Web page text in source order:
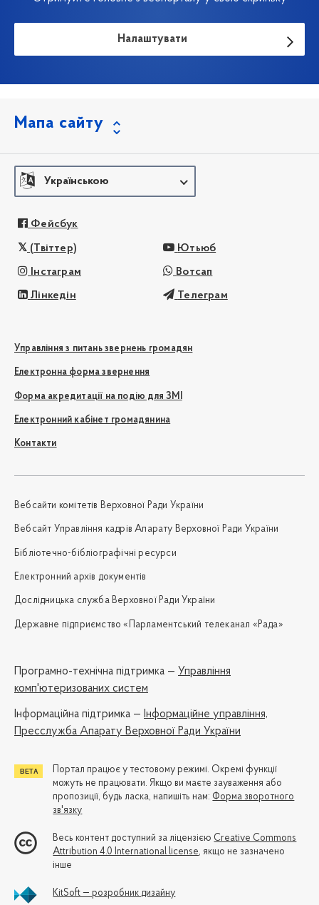
Налаштувати
Мапа сайту
Українською
Фейсбук
(Твіттер) Ютьюб
Інстаграм Вотсап
Лінкедін Телеграм
Управління з питань звернень громадян
Електронна форма звернення
Форма акредитації на подію для ЗМІ
Електронний кабінет громадянина
Контакти
Вебсайти комітетів Верховної Ради України
Вебсайт Управління кадрів Апарату Верховної Ради України
Бібліотечно-бібліографічні ресурси
Електронний архів документів
Дослідницька служба Верховної Ради України
Державне підприємство «Парламентський телеканал «Рада»
Програмно-технічна підтримка — Управління
комп'ютеризованих систем
Iнформаційна підтримка — Інформаційне управління,
Пресслужба Апарату Верховної Ради України
Портал працює у тестовому режимі. Окремі функції
можуть не працювати. Якщо ви маєте зауваження або
пропозиції, будь ласка, напишіть нам: Форма зворотного
зв'язку
Весь контент доступний за ліцензією Creative Commons
Attribution 4.0 International license, якщо не зазначено
інше
KitSoft — розробник дизайну